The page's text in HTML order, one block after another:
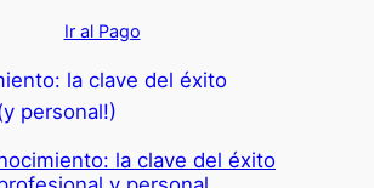
Ir al Pago
la clave del éxito